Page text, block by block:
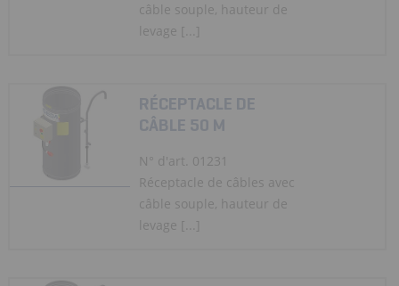
câble souple, hauteur de
levage [...]
RÉCEPTACLE DE
CÂBLE 50 M
N° d'art. 01231
Réceptacle de câbles avec
câble souple, hauteur de
levage [...]